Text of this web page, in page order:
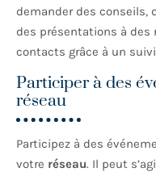
demander des conseils,
des présentations à
contacts grâce à un
Participer à des
réseau
Participez à des
votre réseau. Il peut